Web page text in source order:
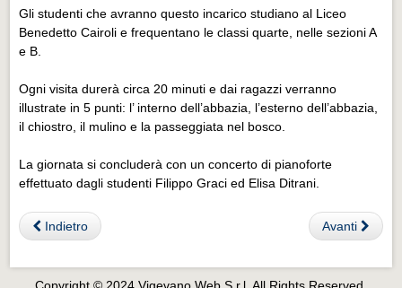
Gli studenti che avranno questo incarico studiano al Liceo
Benedetto Cairoli e frequentano le classi quarte, nelle sezioni A
e B.
Ogni visita durerà circa 20 minuti e dai ragazzi verranno
illustrate in 5 punti: l’ interno dell’abbazia, l’esterno dell’abbazia,
il chiostro, il mulino e la passeggiata nel bosco.
La giornata si concluderà con un concerto di pianoforte
effettuato dagli studenti Filippo Graci ed Elisa Ditrani.
Indietro Avanti
Copyright © 2024 Vigevano Web S.r.l. All Rights Reserved.